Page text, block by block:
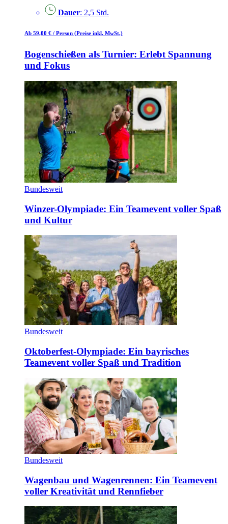
Dauer: 2,5 Std.
Ab 59,00 € / Person (Preise inkl. MwSt.)
Bogenschießen als Turnier: Erlebt Spannung
und Fokus
Bundesweit
Winzer-Olympiade: Ein Teamevent voller Spaß
und Kultur
Bundesweit
Oktoberfest-Olympiade: Ein bayrisches
Teamevent voller Spaß und Tradition
Bundesweit
Wagenbau und Wagenrennen: Ein Teamevent
voller Kreativität und Rennfieber